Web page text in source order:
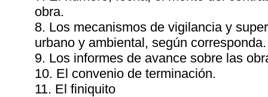
obra.
8. Los mecanismos de vigilancia y
urbano y ambiental, según corresponda.
9. Los informes de avance sobre las
10. El convenio de terminación.
11. El finiquito